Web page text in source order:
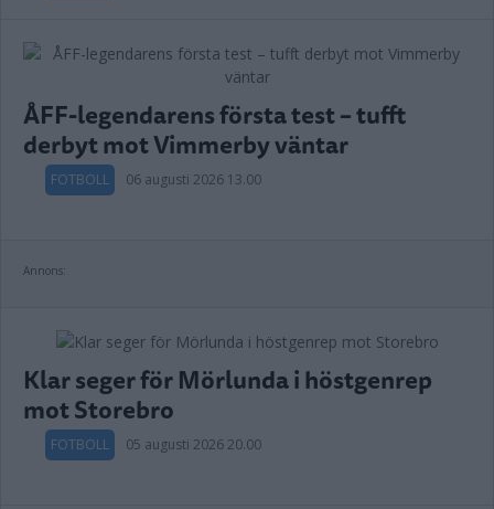
ÅFF-legendarens första test – tufft
derbyt mot Vimmerby väntar
FOTBOLL 06 augusti 2026 13.00
Annons:
Klar seger för Mörlunda i höstgenrep
mot Storebro
FOTBOLL 05 augusti 2026 20.00